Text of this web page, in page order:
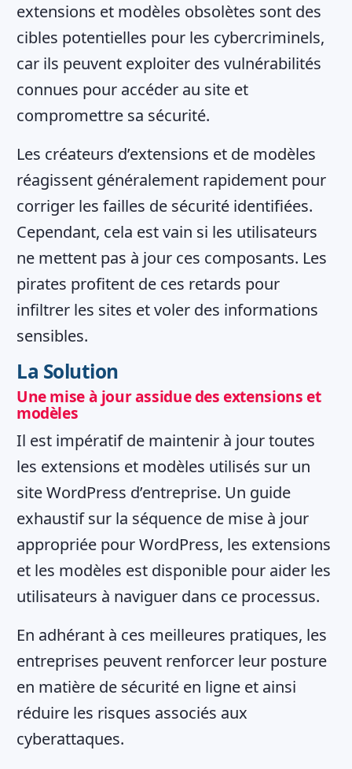
extensions et modèles obsolètes sont des
cibles potentielles pour les cybercriminels,
car ils peuvent exploiter des vulnérabilités
connues pour accéder au site et
compromettre sa sécurité.
Les créateurs d’extensions et de modèles
réagissent généralement rapidement pour
corriger les failles de sécurité identifiées.
Cependant, cela est vain si les utilisateurs
ne mettent pas à jour ces composants. Les
pirates profitent de ces retards pour
infiltrer les sites et voler des informations
sensibles.
La Solution
Une mise à jour assidue des extensions et
modèles
Il est impératif de maintenir à jour toutes
les extensions et modèles utilisés sur un
site WordPress d’entreprise. Un guide
exhaustif sur la séquence de mise à jour
appropriée pour WordPress, les extensions
et les modèles est disponible pour aider les
utilisateurs à naviguer dans ce processus.
En adhérant à ces meilleures pratiques, les
entreprises peuvent renforcer leur posture
en matière de sécurité en ligne et ainsi
réduire les risques associés aux
cyberattaques.